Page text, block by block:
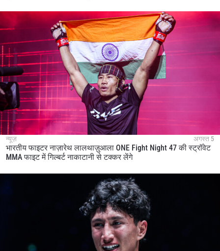
न्यूज़ अगस्त 5
भारतीय फाइटर नाज़ारेथ लालथाज़ुआला ONE Fight Night 47 की स्ट्रॉवेट
MMA फाइट में गिल्बर्ट नाकाटानी से टक्कर लेंगे